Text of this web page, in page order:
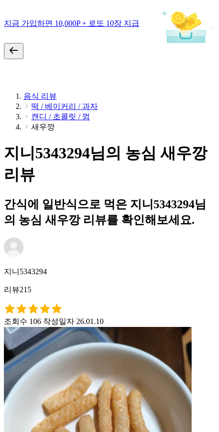
지금 가입하면 10,000P + 로또 10장 지급
음식 리뷰
떡 / 베이커리 / 과자
캔디 / 초콜릿 / 껌
새우깡
지니5343294님의 농심 새우깡
리뷰
간식에 일반식으로 먹은 지니5343294님
의 농심 새우깡 리뷰를 확인해보세요.
지니5343294
리뷰215
조회수 106 작성일자 26.01.10